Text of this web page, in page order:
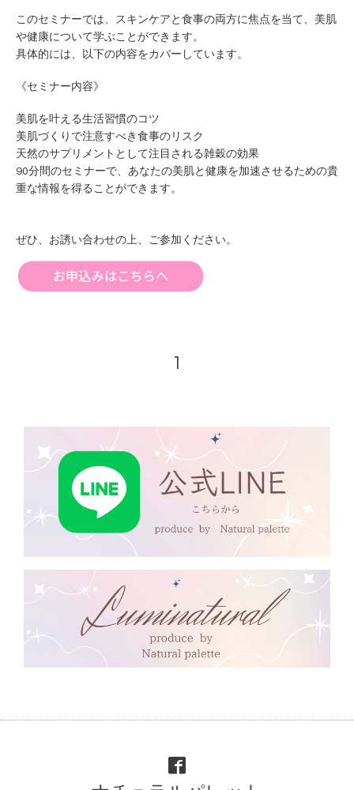
このセミナーでは、スキンケアと食事の両方に焦点を当て、美肌
や健康について学ぶことができます。
具体的には、以下の内容をカバーしています。
《セミナー内容》
美肌を叶える生活習慣のコツ
美肌づくりで注意すべき食事のリスク
天然のサプリメントとして注目される雑穀の効果
90分間のセミナーで、あなたの美肌と健康を加速させるための貴
重な情報を得ることができます。
ぜひ、お誘い合わせの上、ご参加ください。
1